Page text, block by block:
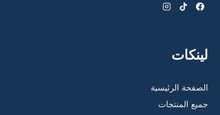
لينكات
الصفحة الرئيسية
جميع المنتجات